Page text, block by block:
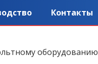
Контакты
оборудованию